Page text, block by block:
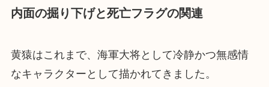
内面の掘り下げと死亡フラグの関連
黄猿はこれまで、海軍大将として冷静かつ無感情
なキャラクターとして描かれてきました。